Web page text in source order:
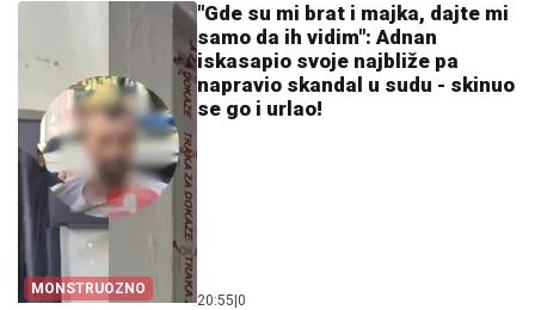
MONSTRUOZNO
"Gde su mi brat i majka, dajte mi
samo da ih vidim": Adnan
iskasapio svoje najbliže pa
napravio skandal u sudu - skinuo
se go i urlao!
20:55 0